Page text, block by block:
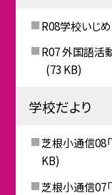
R08学校いじ
R07 外国語活
(73 KB)
学校だより
芝根小通信08
KB)
芝根小通信07